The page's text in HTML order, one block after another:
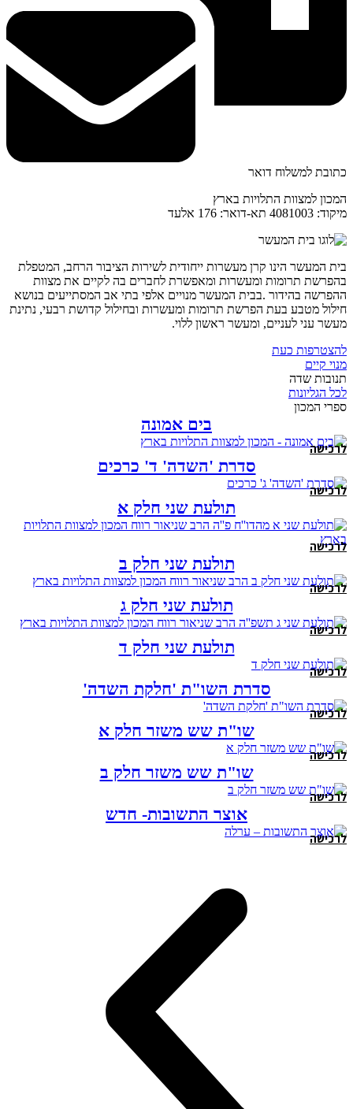
כתובת למשלוח דואר
המכון למצוות התלויות בארץ
מיקוד: 4081003 תא-דואר: 176 אלעד
בית המעשר הינו קרן מעשרות ייחודית לשירות הציבור הרחב, המטפלת
בהפרשת תרומות ומעשרות ומאפשרת לחברים בה לקיים את מצוות
ההפרשה בהידור .בבית המעשר מנויים אלפי בתי אב המסתייעים בנושא
חילול מטבע בעת הפרשת תרומות ומעשרות ובחילול קדושת רבעי, נתינת
מעשר עני לעניים, ומעשר ראשון ללוי.
להצטרפות כעת
מנוי קיים
תנובות שדה
לכל הגליונות
ספרי המכון
בים אמונה
לרכישה
סדרת 'השדה' ד' כרכים
לרכישה
תולעת שני חלק א
לרכישה
תולעת שני חלק ב
לרכישה
תולעת שני חלק ג
לרכישה
תולעת שני חלק ד
לרכישה
סדרת השו"ת 'חלקת השדה'
לרכישה
שו"ת שש משזר חלק א
לרכישה
שו"ת שש משזר חלק ב
לרכישה
אוצר התשובות- חדש
לרכישה